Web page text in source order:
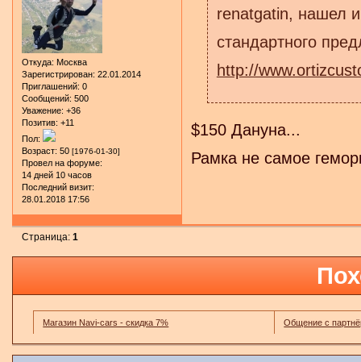
Откуда: Москва
Зарегистрирован: 22.01.2014
Приглашений: 0
Сообщений: 500
Уважение: +36
Позитив: +11
Пол:
Возраст: 50 [1976-01-30]
Провел на форуме:
14 дней 10 часов
Последний визит:
28.01.2018 17:56
renatgatin, нашел
стандартного
http://
$150 Дануна...
Рамка не самое
Страница:1
Магазин Navi-cars - скидка 7% Общение с